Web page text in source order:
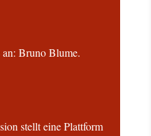
Bruno Blume.
stellt eine Plattform